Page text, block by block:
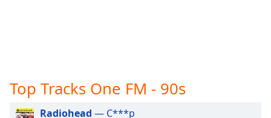
window.
Escape
Top Tracks One FM - 90s
Radiohead — C***p